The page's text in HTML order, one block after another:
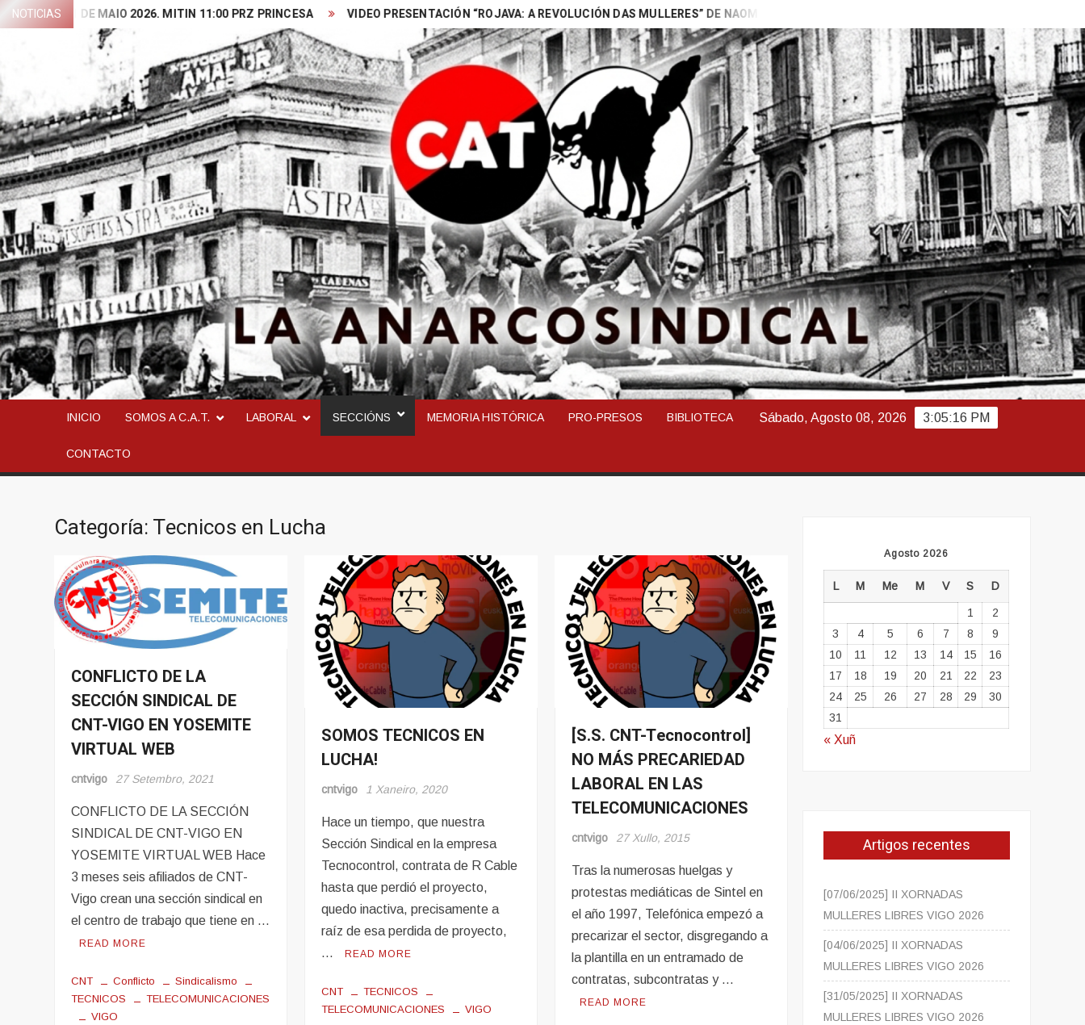
Skip
to
NOTICIAS
1 DE MAIO 2026. MITIN 11:00 PRZ PRINCESA VIDEO PRESENTACIÓN “ROJAVA: A REVOLUCIÓN DAS MULLERES” DE NAOMI (BARAN GALIZA)
Search
CONFEDERACION ANARCOSINDICAL DEL TRABAJO
INICIO SOMOS A C.A.T. LABORAL SECCIÓNS MEMORIA HISTÓRICA PRO-PRESOS BIBLIOTECA
CONTACTO
3:05:17 PM
Sábado, Agosto 08, 2026
Categoría:Tecnicos en Lucha
Conflito
Tecnicos
Lucha
CONFLICTO DE LA
SECCIÓN SINDICAL DE
CNT-VIGO EN YOSEMITE
VIRTUAL WEB
cntvigo 27 Setembro, 2021
CONFLICTO DE LA SECCIÓN
SINDICAL DE CNT-VIGO EN
YOSEMITE VIRTUAL WEB Hace
3 meses seis afiliados de CNT-
Vigo crean una sección sindical en
el centro de trabajo que tiene en …
READ MORE
CNT Conflicto
Sindicalismo
TECNICOS
TELECOMUNICACIONES
VIGO
Tecnicos
Lucha
SOMOS TECNICOS EN
LUCHA!
cntvigo 1 Xaneiro, 2020
Hace un tiempo, que nuestra
Sección Sindical en la empresa
Tecnocontrol, contrata de R Cable
hasta que perdió el proyecto,
quedo inactiva, precisamente a
raíz de esa perdida de proyecto,
…
READ MORE
CNT
TECNICOS
TELECOMUNICACIONES
VIGO
Seccións
Sindicais
en
Lucha
[S.S. CNT-Tecnocontrol]
NO MÁS PRECARIEDAD
LABORAL EN LAS
TELECOMUNICACIONES
cntvigo 27 Xullo, 2015
Tras la numerosas huelgas y
protestas mediáticas de Sintel en
el año 1997, Telefónica empezó a
precarizar el sector, disgregando a
la plantilla en un entramado de
contratas, subcontratas y …
READ MORE
Agosto 2026
L M Me M V S D
1
2
3
4 5 6 7 8
9
10
11 12 13 14 15
16
17
18 19 20 21 22
23
24
25 26 27 28 29
30
31
« Xuñ
Artigos recentes
[07/06/2025] II XORNADAS
MULLERES LIBRES VIGO 2026
[04/06/2025] II XORNADAS
MULLERES LIBRES VIGO 2026
[31/05/2025] II XORNADAS
MULLERES LIBRES VIGO 2026